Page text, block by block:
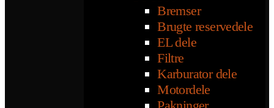
Bremser
Brugte reservedele
EL dele
Filtre
Karburator dele
Motordele